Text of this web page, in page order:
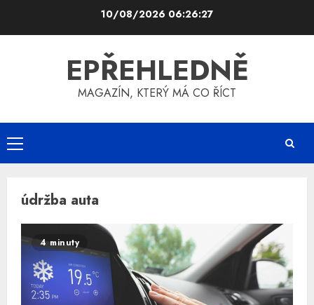
10/08/2026 06:26:27
EPŘEHLEDNĚ
MAGAZÍN, KTERÝ MÁ CO ŘÍCT
Primary
Menu
údržba auta
4 minuty